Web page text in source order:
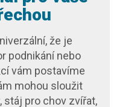
že je
podnikání nebo
vám postavíme
mohou sloužit
stáj pro chov zvířat,